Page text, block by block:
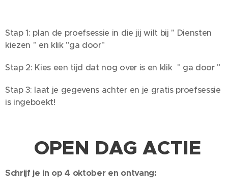
Stap 1: plan de proefsessie in die jij wilt bij " Diensten
kiezen " en klik "ga door"
Stap 2: Kies een tijd dat nog over is en klik " ga door "
Stap 3: laat je gegevens achter en je gratis proefsessie
is ingeboekt!
🎉 OPEN DAG ACTIE
Schrijf je in op 4 oktober en ontvang: